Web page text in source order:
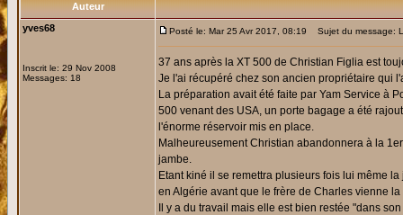
Auteur
yves68
Inscrit le: 29 Nov 2008
Messages: 18
Posté le: Mar 25 Avr 2017, 08:19 Sujet du message:
37 ans après la XT 500 de Christian Figlia est
Je l'ai récupéré chez son ancien propriétaire qui
La préparation avait été faite par Yam Service à
500 venant des USA, un porte bagage a été
l'énorme réservoir mis en place.
Malheureusement Christian abandonnera à la
jambe.
Etant kiné il se remettra plusieurs fois lui même
en Algérie avant que le frère de Charles vienne la
Il y a du travail mais elle est bien restée "dans